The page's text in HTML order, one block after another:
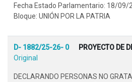
Fecha Estado Parlamentario: 18/09/
Bloque: UNIÓN POR LA PATRIA
D- 1882/25-26- 0 PROYECTO DE
Original
DECLARANDO PERSONAS NO